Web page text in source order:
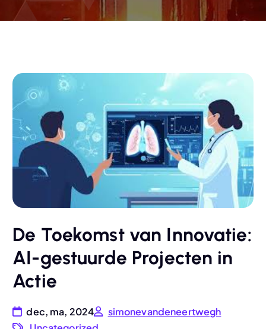
De Toekomst van Innovatie:
AI-gestuurde Projecten in
Actie
dec, ma, 2024
simonevandeneertwegh